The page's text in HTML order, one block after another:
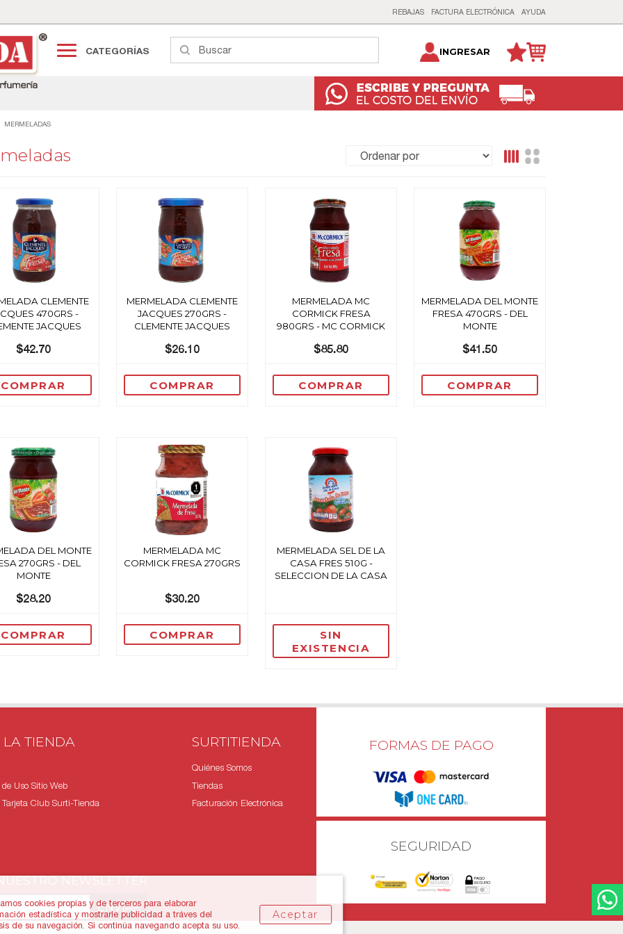
REBAJAS FACTURA ELECTRÓNICA AYUDA
INGRESAR
CATEGORÍAS
MERMELADAS
CLEMENTE
470GRS -
JACQUES
$42.70
COMPRAR
MERMELADA CLEMENTE
JACQUES 270GRS -
CLEMENTE JACQUES
$26.10
COMPRAR
MERMELADA MC
CORMICK FRESA
980GRS - MC CORMICK
$85.80
COMPRAR
MERMELADA DEL MONTE
FRESA 470GRS - DEL
MONTE
$41.50
COMPRAR
DEL MONTE
270GRS - DEL
MONTE
$28.20
COMPRAR
MERMELADA MC
CORMICK FRESA 270GRS
$30.20
COMPRAR
MERMELADA SEL DE LA
CASA FRES 510G -
SELECCION DE LA CASA
SIN
EXISTENCIA
NEWSLETTER
LA TIENDA
Uso Sitio Web
Club Surti-Tienda
SURTITIENDA
Quiénes Somos
Tiendas
Facturación Electrónica
FORMAS DE PAGO
SEGURIDAD
cookies propias y de terceros para elaborar
estadística y mostrarle publicidad a tráves del
de su navegación. Si continúa navegando acepta su uso.
Aceptar